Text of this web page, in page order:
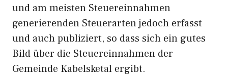
und am meisten Steuereinnahmen
generierenden Steuerarten jedoch erfasst
und auch publiziert, so dass sich ein gutes
Bild über die Steuereinnahmen der
Gemeinde Kabelsketal ergibt.